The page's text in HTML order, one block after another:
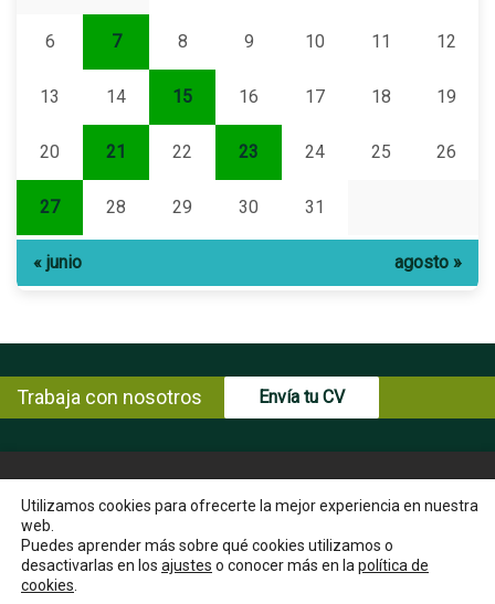
6 7 8 9 10 11 12
13 14 15 16 17 18 19
20 21 22 23 24 25 26
27 28 29 30 31
« junio agosto »
Trabaja con nosotros Envía tu CV
© Copyright ENCE 2026 MAPA WEB
AVISO LEGAL
INSTRUCCIONES PARA EL EJERCICIO DE DERECHOS DEL
INTERESADO
Utilizamos cookies para ofrecerte la mejor experiencia en nuestra
web.
Puedes aprender más sobre qué cookies utilizamos o
desactivarlas en los ajustes o conocer más en la política de
cookies